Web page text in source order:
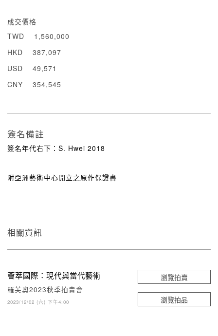
成交價格
TWD
1,560,000
HKD
387,097
USD
49,571
CNY
354,545
簽名備註
簽名年代右下：S. Hwei 2018
附亞洲藝術中心開立之原作保證書
相關資訊
薈萃國際：現代與當代藝術
羅芙奧2023秋季拍賣會
2023/12/02 (六) 下午4:00
瀏覽拍賣
瀏覽拍品